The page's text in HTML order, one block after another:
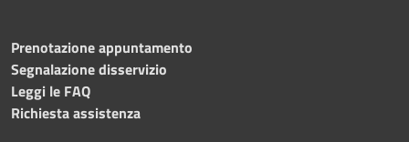
Prenotazione appuntamento
Segnalazione disservizio
Leggi le FAQ
Richiesta assistenza